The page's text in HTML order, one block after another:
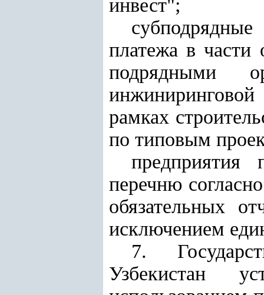
инвест";
платежа в
подрядными
рамках
по типовым
предприятия
перечню
обязательных
исключением
7.
Узбекистан